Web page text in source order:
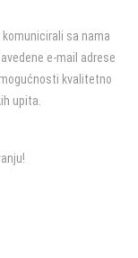
sa nama
e-mail adrese
kvalitetno
upita.